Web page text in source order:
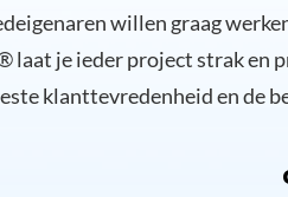
willen graag
laat je ieder project strak en
klanttevredenheid en de